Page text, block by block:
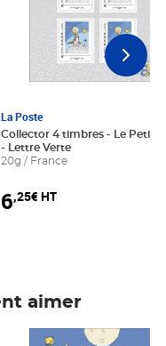
au panier
La Poste
Collector 4 timbres - Le Petit
- Lettre Verte
20g / France
6,25€ HT
aimer
Prix 6,25€ HT